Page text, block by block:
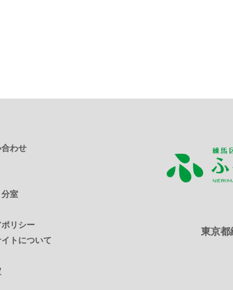
わせ
室
リシー
トについて
東京都